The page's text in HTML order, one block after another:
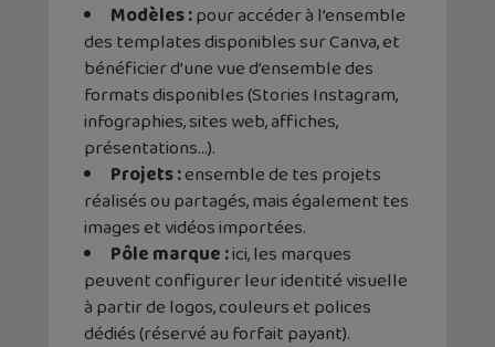
Modèles :pour accéder à l’ensemble
des templates disponibles sur Canva, et
bénéficier d’une vue d’ensemble des
formats disponibles (Stories Instagram,
infographies, sites web, affiches,
présentations…).
Projets :ensemble de tes projets
réalisés ou partagés, mais également tes
images et vidéos importées.
Pôle marque :ici, les marques
peuvent configurer leur identité visuelle
à partir de logos, couleurs et polices
dédiés (réservé au forfait payant).